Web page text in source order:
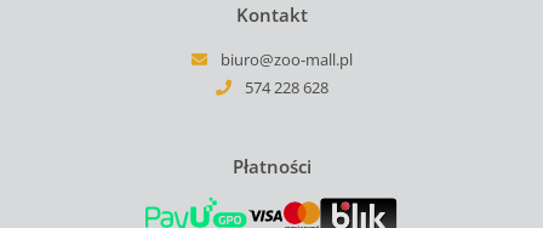
Kontakt
biuro@zoo-mall.pl
574 228 628
Płatności